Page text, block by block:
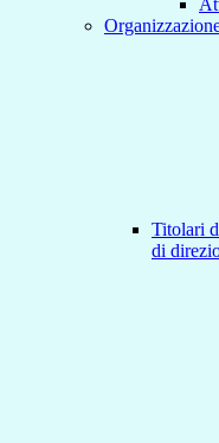
Titolari
di